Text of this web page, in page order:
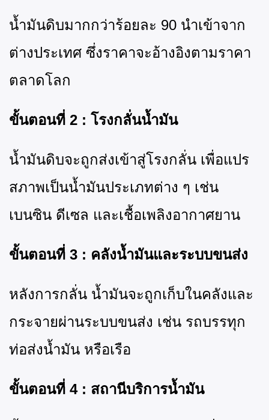
น้ำมันดิบมากกว่าร้อยละ 90 นำเข้าจาก
ต่างประเทศ ซึ่งราคาจะอ้างอิงตามราคา
ตลาดโลก
ขั้นตอนที่ 2 : โรงกลั่นน้ำมัน
น้ำมันดิบจะถูกส่งเข้าสู่โรงกลั่น เพื่อแปร
สภาพเป็นน้ำมันประเภทต่าง ๆ เช่น
เบนซิน ดีเซล และเชื้อเพลิงอากาศยาน
ขั้นตอนที่ 3 : คลังน้ำมันและระบบขนส่ง
หลังการกลั่น น้ำมันจะถูกเก็บในคลังและ
กระจายผ่านระบบขนส่ง เช่น รถบรรทุก
ท่อส่งน้ำมัน หรือเรือ
ขั้นตอนที่ 4 : สถานีบริการน้ำมัน